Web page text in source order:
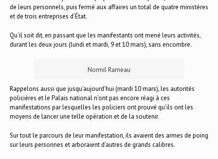
de leurs personnels, puis fermé aux affaires un total de quatre ministères
et de trois entreprises d’État.
Qu’il soit dit, en passant que les manifestants ont mené leurs activités,
durant les deux jours (lundi et mardi, 9 et 10 mars), sans encombre.
Normil Rameau
Rappelons aussi que jusqu’aujourd’hui (mardi 10 mars), les autorités
policières et le Palais national n’ont pas encore réagi à ces
manifestations par lesquelles les policiers ont prouvé qu’ils ont les
moyens de lancer une telle opération et de la soutenir.
Sur tout le parcours de leur manifestation, ils avaient des armes de poing
sur leurs personnes et arboraient d’autres de grands calibres.